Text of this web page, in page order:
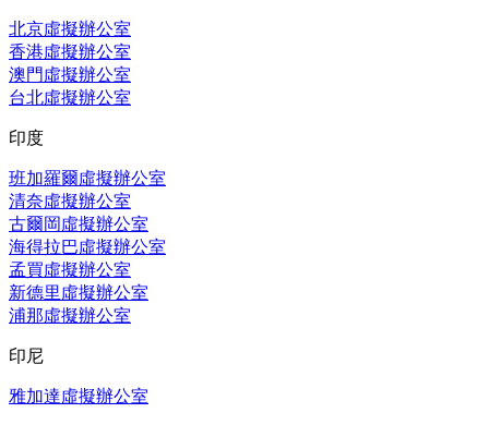
北京虛擬辦公室
香港虛擬辦公室
澳門虛擬辦公室
台北虛擬辦公室
印度
班加羅爾虛擬辦公室
清奈虛擬辦公室
古爾岡虛擬辦公室
海得拉巴虛擬辦公室
孟買虛擬辦公室
新德里虛擬辦公室
浦那虛擬辦公室
印尼
雅加達虛擬辦公室